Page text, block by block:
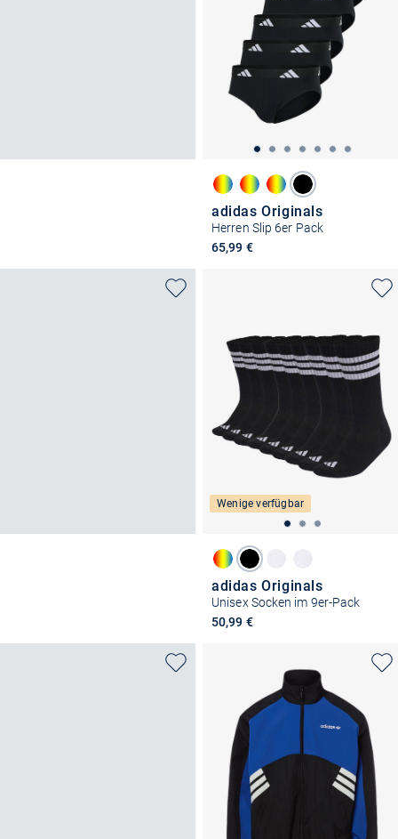
adidas Originals
Herren Slip 6er Pack
65,99 €
Wenige verfügbar
adidas Originals
Unisex Socken im 9er-Pack
50,99 €